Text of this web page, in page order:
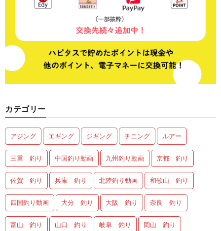
カテゴリー
アジング エギング ジギング チニング ルアー
三重 釣り 中国釣り動画 九州釣り動画 京都 釣り
佐賀 釣り 兵庫 釣り 北陸釣り動画 和歌山 釣り
四国釣り動画 大分 釣り 大阪 釣り 奈良 釣り
富山 釣り 山口 釣り 岐阜 釣り 岡山 釣り